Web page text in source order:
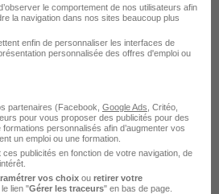
22
il y a 2 heures
le comportement de nos utilisateurs afin
la navigation dans nos sites beaucoup plus
enfin de personnaliser les interfaces de
personnalisée des offres d'emploi ou
partenaires (Facebook, Google Ads , Critéo,
pour vous proposer des publicités pour des
personnalisés afin d’augmenter vos
un emploi ou une formation.
publicités en fonction de votre navigation, de
vos choix ou retirer votre
lien "Gérer les traceurs" en bas de page.